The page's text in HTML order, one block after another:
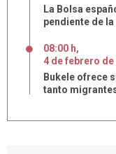
La Bolsa
pendiente de
08:00 h,
4 defebrero de
Bukele ofrece
tanto